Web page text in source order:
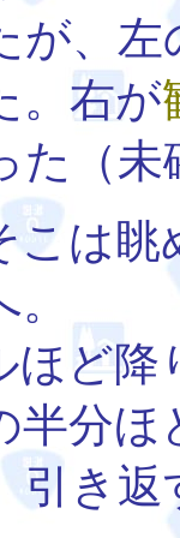
が、
。右が
た（未
は眺
ど降
半分
引き